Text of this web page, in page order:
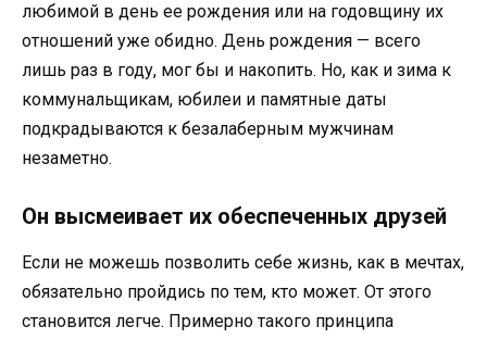
любимой в день ее рождения или на годовщину их
отношений уже обидно. День рождения — всего
лишь раз в году, мог бы и накопить. Но, как и зима к
коммунальщикам, юбилеи и памятные даты
подкрадываются к безалаберным мужчинам
незаметно.
Он высмеивает их обеспеченных друзей
Если не можешь позволить себе жизнь, как в мечтах,
обязательно пройдись по тем, кто может. От этого
становится легче. Примерно такого принципа